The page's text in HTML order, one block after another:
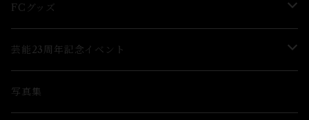
グッズ
グッズ
FCグッズ
グッズ
ブロマイド
芸能23周年記念イベント
Lブロマイド
写真集